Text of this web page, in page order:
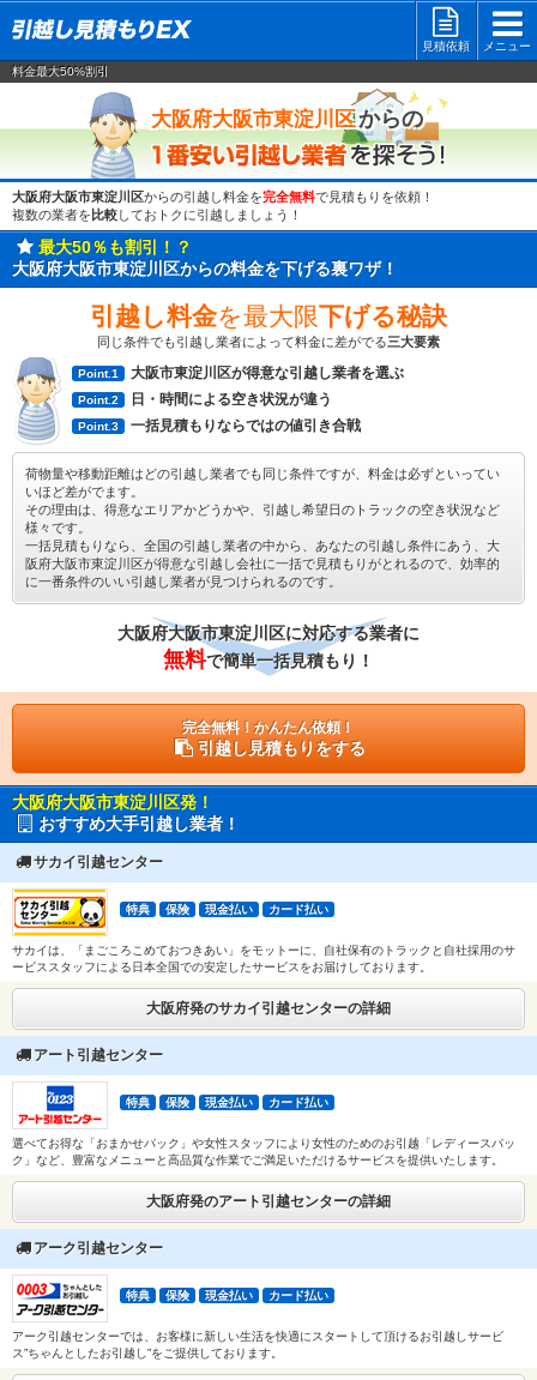
見積依頼
メニュー
料金最大50%割引
大阪府大阪市東淀川区からの
大阪府大阪市東淀川区からの引越し料金を完全無料で見積もりを依頼！
複数の業者を 比較しておトクに引越しましょう！
最大50％も割引！？
大阪府大阪市東淀川区からの料金を下げる裏ワザ！
引越し料金を最大限下げる秘訣
同じ条件でも引越し業者によって料金に差がでる三大要素
Point.1 大阪市東淀川区が得意な引越し業者を選ぶ
Point.2 日・時間による空き状況が違う
Point.3 一括見積もりならではの値引き合戦
荷物量や移動距離はどの引越し業者でも同じ条件ですが、料金は必ずといってい
いほど差がでます。
その理由は、得意なエリアかどうかや、引越し希望日のトラックの空き状況など
様々です。
一括見積もりなら、全国の引越し業者の中から、あなたの引越し条件にあう、大
阪府大阪市東淀川区が得意な引越し会社に一括で見積もりがとれるので、効率的
に一番条件のいい引越し業者が見つけられるのです。
大阪府大阪市東淀川区に対応する業者に
無料で簡単一括見積もり！
完全無料！かんたん依頼！
引越し見積もりをする
大阪府大阪市東淀川区発！
おすすめ大手引越し業者！
サカイ引越センター
特典 保険 現金払い カード払い
サカイは、「まごころこめておつきあい」をモットーに、自社保有のトラックと自社採用のサ
ービススタッフによる日本全国での安定したサービスをお届けしております。
大阪府発のサカイ引越センターの詳細
アート引越センター
特典 保険 現金払い カード払い
選べてお得な「おまかせパック」や女性スタッフにより女性のためのお引越「レディースパッ
ク」など、豊富なメニューと高品質な作業でご満足いただけるサービスを提供いたします。
大阪府発のアート引越センターの詳細
アーク引越センター
特典 保険 現金払い カード払い
アーク引越センターでは、お客様に新しい生活を快適にスタートして頂けるお引越しサービ
ス”ちゃんとしたお引越し”をご提供しております。